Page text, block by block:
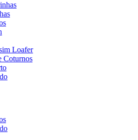
Loafer
Coturnos